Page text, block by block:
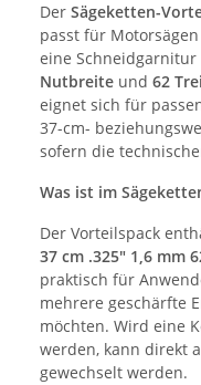
Der Sägeketten-
passt für
eine
Nutbreite und 62
eignet sich für
37-cm-
sofern die
Was ist im
Der Vorteilspack
37 cm .325" 1,6 mm
praktisch für
mehrere geschärfte
möchten. Wird eine
werden, kann direkt
gewechselt werden.